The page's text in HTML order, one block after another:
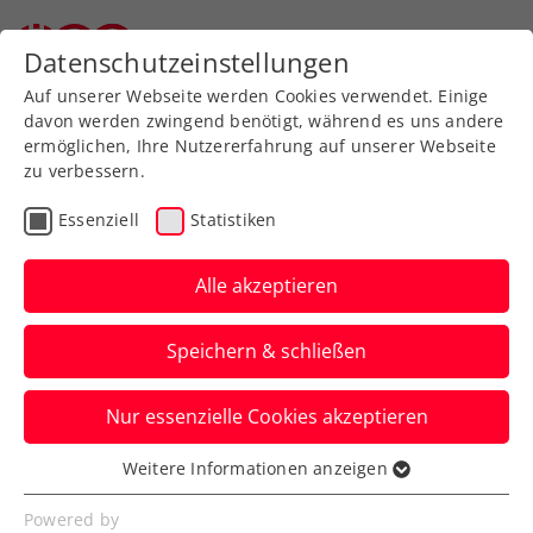
Zurück zur Newsübersicht
Wochenvorschau
Woche 23/2026: Wer?
Wann? Wo?
Thilo Behrmann vertritt Österreich im
Juniorenbewerb der French Open.
Verfasst von: , 31.05.2026
Datenschutzeinstellungen
Auf unserer Webseite werden Cookies verwendet. Einige
davon werden zwingend benötigt, während es uns andere
ermöglichen, Ihre Nutzererfahrung auf unserer Webseite
zu verbessern.
Essenziell Statistiken
Alle akzeptieren
Speichern & schließen
Nur essenzielle Cookies akzeptieren
Essenziell
Essenzielle Cookies werden für grundlegende
Weitere Informationen anzeigen
Powered by